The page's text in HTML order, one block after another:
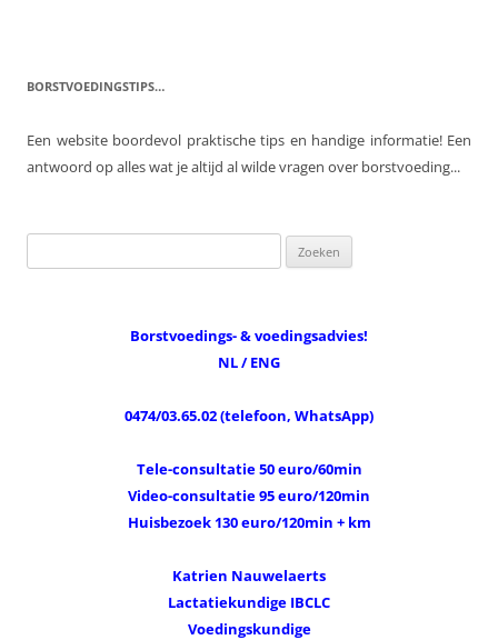
BORSTVOEDINGSTIPS…
Een website boordevol praktische tips en handige informatie! Een
antwoord op alles wat je altijd al wilde vragen over borstvoeding...
naar:
Borstvoedings- & voedingsadvies!
NL / ENG
0474/03.65.02 (telefoon, WhatsApp)
Tele-consultatie 50 euro/60min
Video-consultatie 95 euro/120min
Huisbezoek 130 euro/120min + km
Katrien Nauwelaerts
Lactatiekundige IBCLC
Voedingskundige